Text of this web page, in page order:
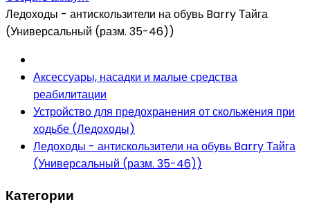
Ледоходы - антискользители на обувь Barry Тайга
(Универсальный (разм. 35-46))
Аксессуары, насадки и малые средства
реабилитации
Устройство для предохранения от скольжения при
ходьбе (Ледоходы)
Ледоходы - антискользители на обувь Barry Тайга
(Универсальный (разм. 35-46))
Категории